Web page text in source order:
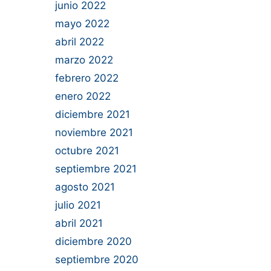
junio 2022
mayo 2022
abril 2022
marzo 2022
febrero 2022
enero 2022
diciembre 2021
noviembre 2021
octubre 2021
septiembre 2021
agosto 2021
julio 2021
abril 2021
diciembre 2020
septiembre 2020